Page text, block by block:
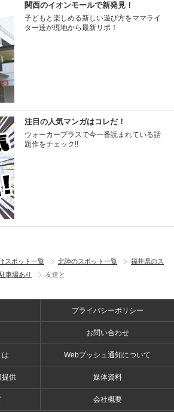
関西のイオンモールで新発見！
子どもと楽しめる新しい遊び方をママライ
ター達が現地から最新リポ！
注目の人気マンガはコレだ！
ウォーカープラスで今一番読まれている話
題作をチェック!!
スポット一覧 北陸のスポット一覧
福井県のス
車場あり 友達と
プライバシーポリシー
お問い合わせ
は Webプッシュ通知について
提供 媒体資料
会社概要